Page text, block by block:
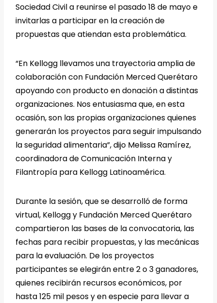
Sociedad Civil a reunirse el pasado 18 de mayo e
invitarlas a participar en la creación de
propuestas que atiendan esta problemática.
“En Kellogg llevamos una trayectoria amplia de
colaboración con Fundación Merced Querétaro
apoyando con producto en donación a distintas
organizaciones. Nos entusiasma que, en esta
ocasión, son las propias organizaciones quienes
generarán los proyectos para seguir impulsando
la seguridad alimentaria”, dijo Melissa Ramírez,
coordinadora de Comunicación Interna y
Filantropía para Kellogg Latinoamérica.
Durante la sesión, que se desarrolló de forma
virtual, Kellogg y Fundación Merced Querétaro
compartieron las bases de la convocatoria, las
fechas para recibir propuestas, y las mecánicas
para la evaluación. De los proyectos
participantes se elegirán entre 2 o 3 ganadores,
quienes recibirán recursos económicos, por
hasta 125 mil pesos y en especie para llevar a